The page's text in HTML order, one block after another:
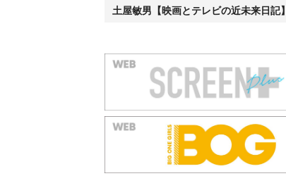
土屋敏男【映画とテレビの近未来日記】